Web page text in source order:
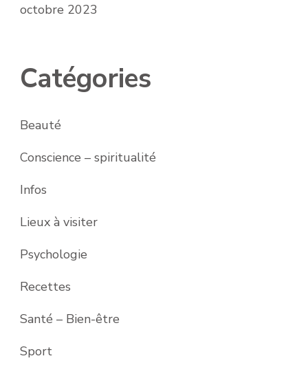
octobre 2023
Catégories
Beauté
Conscience – spiritualité
Infos
Lieux à visiter
Psychologie
Recettes
Santé – Bien-être
Sport